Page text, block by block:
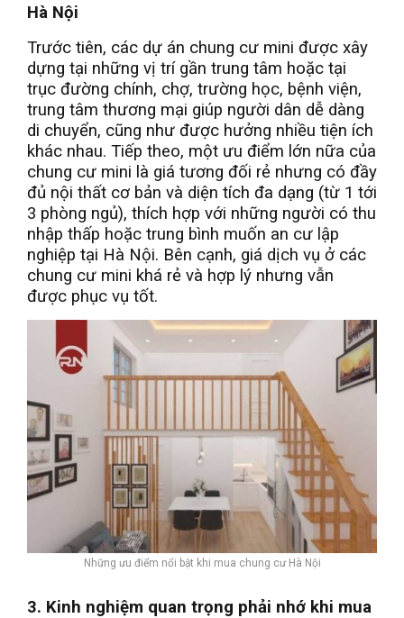
Hà Nội
Trước tiên, các dự án chung cư mini được xây
dựng tại những vị trí gần trung tâm hoặc tại
trục đường chính, chợ, trường học, bệnh viện,
trung tâm thương mại giúp người dân dễ dàng
di chuyển, cũng như được hưởng nhiều tiện ích
khác nhau. Tiếp theo, một ưu điểm lớn nữa của
chung cư mini là giá tương đối rẻ nhưng có đầy
đủ nội thất cơ bản và diện tích đa dạng (từ 1 tới
3 phòng ngủ), thích hợp với những người có thu
nhập thấp hoặc trung bình muốn an cư lập
nghiệp tại Hà Nội. Bên cạnh, giá dịch vụ ở các
chung cư mini khá rẻ và hợp lý nhưng vẫn
được phục vụ tốt.
Những ưu điểm nổi bật khi mua chung cư Hà Nội
3. Kinh nghiệm quan trọng phải nhớ khi mua